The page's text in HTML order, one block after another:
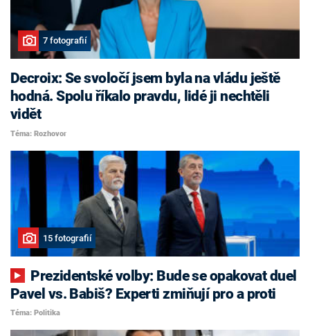
7 fotografií
Decroix: Se svoločí jsem byla na vládu ještě
hodná. Spolu říkalo pravdu, lidé ji nechtěli
vidět
Téma: Rozhovor
15 fotografií
Pavel vs. Babiš? Experti zmiňují pro a proti
Téma: Politika